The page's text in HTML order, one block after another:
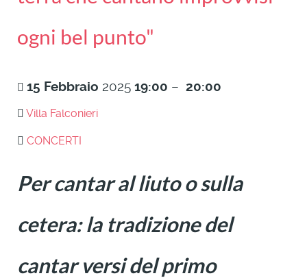
ogni bel punto"
15 Febbraio 2025 19:00 – 20:00
Villa Falconieri
CONCERTI
Per cantar al liuto o sulla
cetera: la tradizione del
cantar versi del primo